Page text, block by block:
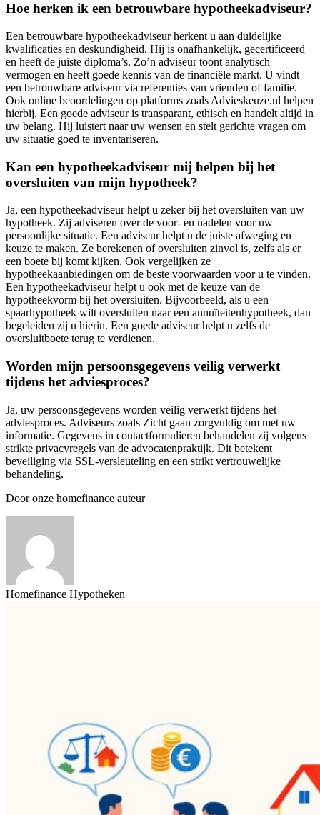
Hoe herken ik een betrouwbare hypotheekadviseur?
Een betrouwbare hypotheekadviseur herkent u aan duidelijke
kwalificaties en deskundigheid. Hij is onafhankelijk, gecertificeerd
en heeft de juiste diploma’s. Zo’n adviseur toont analytisch
vermogen en heeft goede kennis van de financiële markt. U vindt
een betrouwbare adviseur via referenties van vrienden of familie.
Ook online beoordelingen op platforms zoals Advieskeuze.nl helpen
hierbij. Een goede adviseur is transparant, ethisch en handelt altijd in
uw belang. Hij luistert naar uw wensen en stelt gerichte vragen om
uw situatie goed te inventariseren.
Kan een hypotheekadviseur mij helpen bij het
oversluiten van mijn hypotheek?
Ja, een hypotheekadviseur helpt u zeker bij het oversluiten van uw
hypotheek. Zij adviseren over de voor- en nadelen voor uw
persoonlijke situatie. Een adviseur helpt u de juiste afweging en
keuze te maken. Ze berekenen of oversluiten zinvol is, zelfs als er
een boete bij komt kijken. Ook vergelijken ze
hypotheekaanbiedingen om de beste voorwaarden voor u te vinden.
Een hypotheekadviseur helpt u ook met de keuze van de
hypotheekvorm bij het oversluiten. Bijvoorbeeld, als u een
spaarhypotheek wilt oversluiten naar een annuïteitenhypotheek, dan
begeleiden zij u hierin. Een goede adviseur helpt u zelfs de
oversluitboete terug te verdienen.
Worden mijn persoonsgegevens veilig verwerkt
tijdens het adviesproces?
Ja, uw persoonsgegevens worden veilig verwerkt tijdens het
adviesproces. Adviseurs zoals Zicht gaan zorgvuldig om met uw
informatie. Gegevens in contactformulieren behandelen zij volgens
strikte privacyregels van de advocatenpraktijk. Dit betekent
beveiliging via SSL-versleuteling en een strikt vertrouwelijke
behandeling.
Door onze homefinance auteur
Homefinance Hypotheken